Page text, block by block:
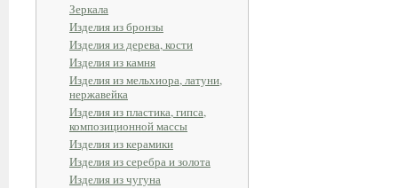
Зеркала
Изделия из бронзы
Изделия из дерева, кости
Изделия из камня
Изделия из мельхиора, латуни,
нержавейка
Изделия из пластика, гипса,
композиционной массы
Изделия из керамики
Изделия из серебра и золота
Изделия из чугуна